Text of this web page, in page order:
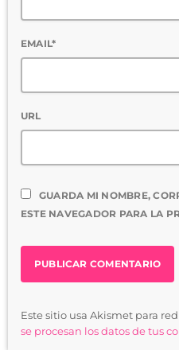
EMAIL*
URL
GUARDA MI NOMBRE,
ESTE NAVEGADOR PARA LA
Este sitio usa Akismet para
se procesan los datos de tus